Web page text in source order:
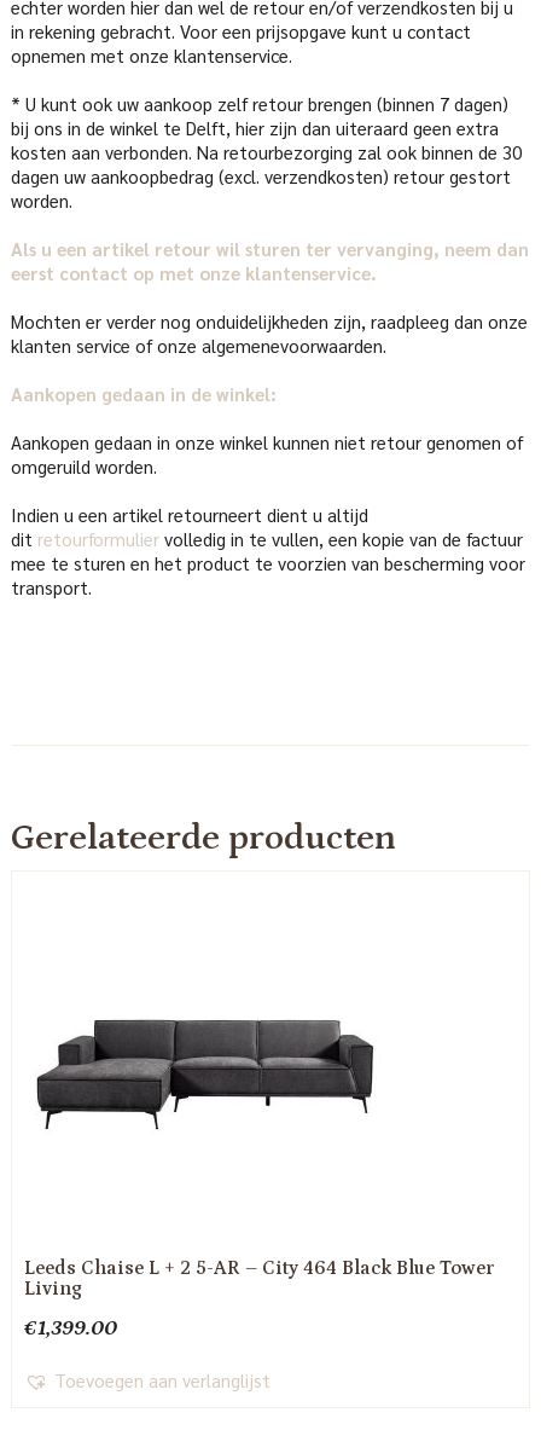
echter worden hier dan wel de retour en/of verzendkosten bij u
in rekening gebracht. Voor een prijsopgave kunt u contact
opnemen met onze klantenservice.
* U kunt ook uw aankoop zelf retour brengen (binnen 7 dagen)
bij ons in de winkel te Delft, hier zijn dan uiteraard geen extra
kosten aan verbonden. Na retourbezorging zal ook binnen de 30
dagen uw aankoopbedrag (excl. verzendkosten) retour gestort
worden.
Als u een artikel retour wil sturen ter vervanging, neem dan
eerst contact op met onze klantenservice.
Mochten er verder nog onduidelijkheden zijn, raadpleeg dan onze
klanten service of onze algemenevoorwaarden.
Aankopen gedaan in de winkel:
Aankopen gedaan in onze winkel kunnen niet retour genomen of
omgeruild worden.
Indien u een artikel retourneert dient u altijd
dit retourformuliervolledig in te vullen, een kopie van de factuur
mee te sturen en het product te voorzien van bescherming voor
transport.
Gerelateerde producten
Leeds Chaise L + 2 5-AR – City 464 Black Blue Tower
Living
€1,399.00
Toevoegen aan verlanglijst